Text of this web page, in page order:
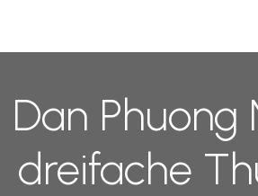
Dan Phuong
dreifache